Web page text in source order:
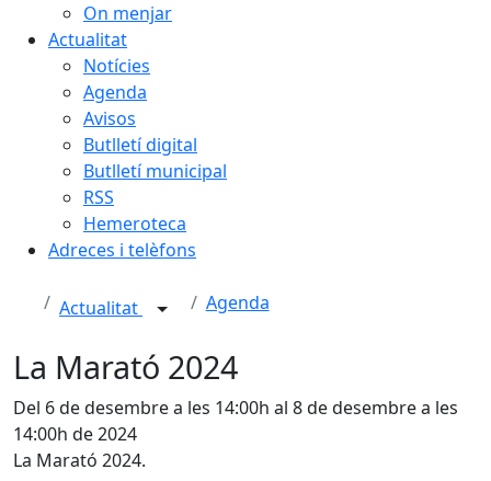
On menjar
Actualitat
Notícies
Agenda
Avisos
Butlletí digital
Butlletí municipal
RSS
Hemeroteca
Adreces i telèfons
Actualitat Agenda
La Marató 2024
Del 6 de desembre a les 14:00h al 8 de desembre a les
14:00h de 2024
La Marató 2024.